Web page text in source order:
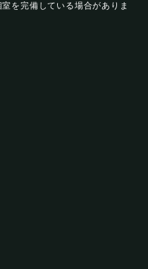
を完備している場合がありま